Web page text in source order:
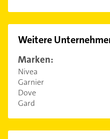
Weitere
Marken:
Nivea
Garnier
Dove
Gard